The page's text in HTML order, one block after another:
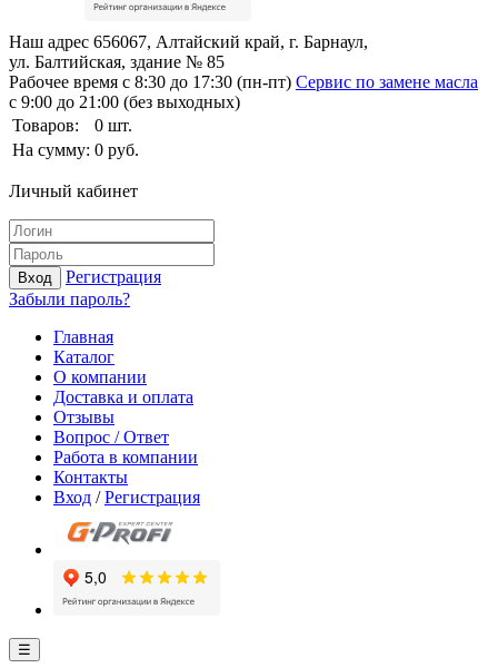
Наш адрес 656067, Алтайский край, г. Барнаул,
ул. Балтийская, здание № 85
Рабочее время с 8:30 до 17:30 (пн-пт) Сервис по замене масла
с 9:00 до 21:00 (без выходных)
Товаров:
0 шт.
На сумму: 0 руб.
Личный кабинет
Вход
Регистрация
Забыли пароль?
Главная
Каталог
О компании
Доставка и оплата
Отзывы
Вопрос / Ответ
Работа в компании
Контакты
Вход /Регистрация
☰